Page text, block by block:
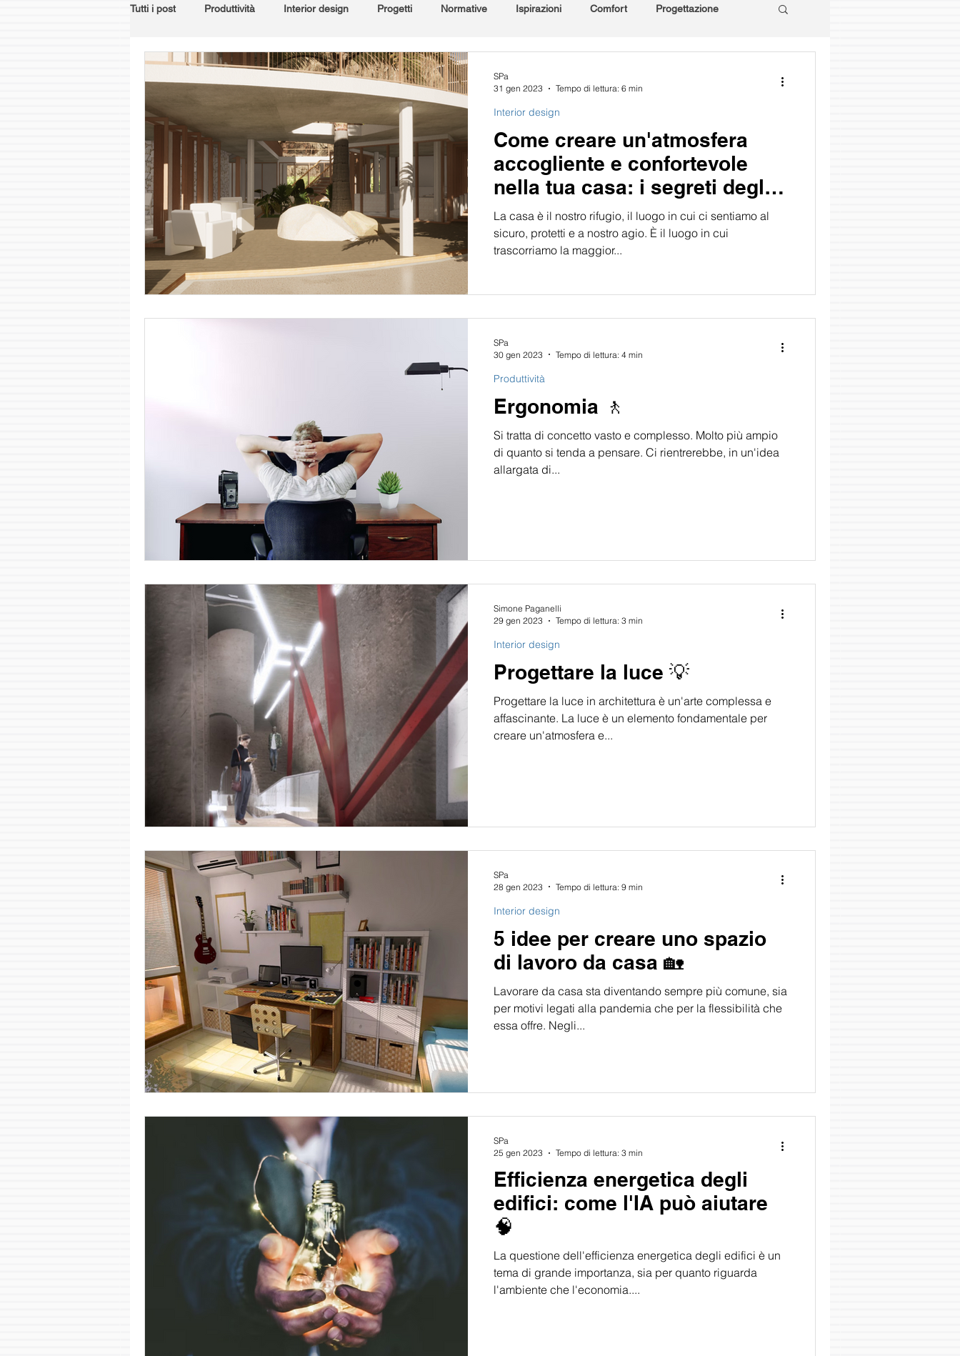
Tutti i post Produttività Interior design Progetti Normative Ispirazioni Comfort Progettazione
Tools Landscape Materiali Sicurezza Cantiere
Come creare un'atmosfera
accogliente e confortevole
nella tua casa: i segreti degli
architetti 🏡
La casa è il nostro rifugio, il luogo in cui ci sentiamo al
sicuro, protetti e a nostro agio. È il luogo in cui
trascorriamo la maggior...
Interior design
SPa
31 gen 2023
Tempo di lettura: 6 min
Ergonomia 🚶
Si tratta di concetto vasto e complesso. Molto più ampio
di quanto si tenda a pensare. Ci rientrerebbe, in un'idea
allargata di...
Produttività
SPa
30 gen 2023
Tempo di lettura: 4 min
Progettare la luce 💡
Progettare la luce in architettura è un'arte complessa e
affascinante. La luce è un elemento fondamentale per
creare un'atmosfera e...
Interior design
Simone Paganelli
29 gen 2023
Tempo di lettura: 3 min
5 idee per creare uno spazio
di lavoro da casa 🏡
Lavorare da casa sta diventando sempre più comune, sia
per motivi legati alla pandemia che per la flessibilità che
essa offre. Negli...
Interior design
SPa
28 gen 2023
Tempo di lettura: 9 min
Efficienza energetica degli
edifici: come l'IA può aiutare
🧠
La questione dell'efficienza energetica degli edifici è un
tema di grande importanza, sia per quanto riguarda
l'ambiente che l'economia....
SPa
25 gen 2023
Tempo di lettura: 3 min